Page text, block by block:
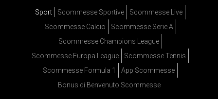
Sport Scommesse Sportive
Scommesse Live
Scommesse Calcio
Scommesse Serie A
Scommesse Champions League
Scommesse Europa League
Scommesse Tennis
Scommesse Formula 1
App Scommesse
Bonus di Benvenuto Scommesse